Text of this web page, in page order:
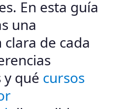
En esta guía
una
de cada
qué cursos